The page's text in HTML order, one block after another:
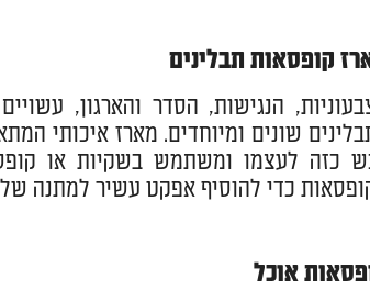
קופסאות תבלינים
הנגישות, הסדר והארגון,
שונים ומיוחדים. מארז איכותי
כזה לעצמו ומשתמש בשקיות או
כדי להוסיף אפקט עשיר למתנה
אוכל